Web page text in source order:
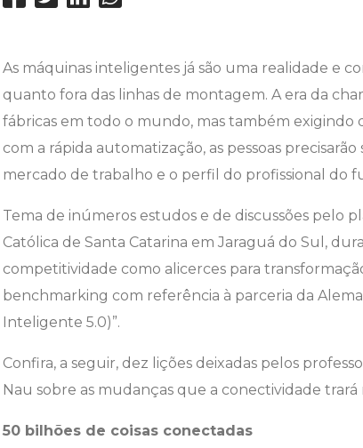
As máquinas inteligentes já são uma realidade e
quanto fora das linhas de montagem. A era da
fábricas em todo o mundo, mas também exigindo
com a rápida automatização, as pessoas
mercado de trabalho e o perfil do profissional do
Tema de inúmeros estudos e de discussões pelo
Católica de Santa Catarina em Jaraguá do Sul,
competitividade como alicerces para
benchmarking com referência à parceria da
Inteligente 5.0)”.
Confira, a seguir, dez lições deixadas pelos
Nau sobre as mudanças que a conectividade
50 bilhões de coisas conectadas